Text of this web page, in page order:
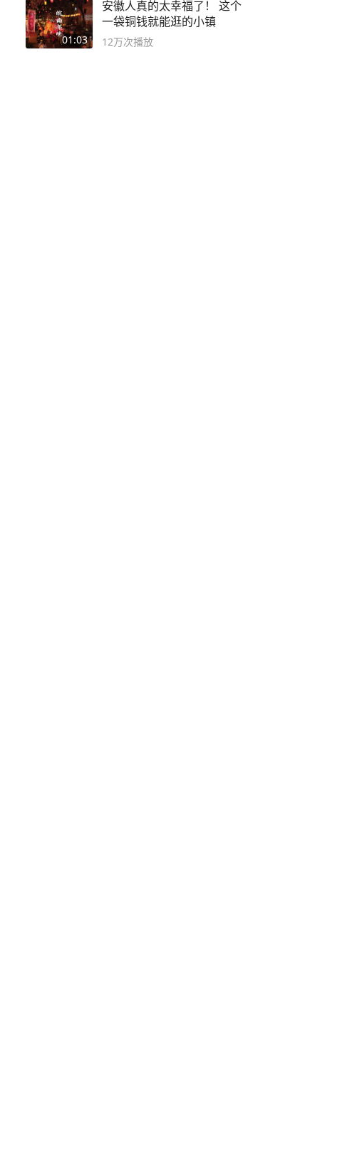
01:03
安徽人真的太幸福了！ 这个
一袋铜钱就能逛的小镇
12万次播放